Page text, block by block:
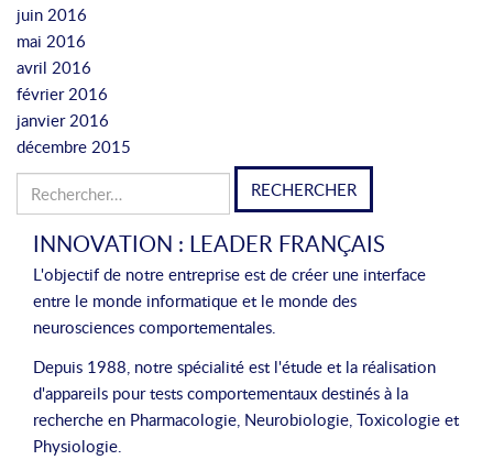
juin 2016
mai 2016
avril 2016
février 2016
janvier 2016
décembre 2015
Rechercher :
INNOVATION : LEADER FRANÇAIS
L'objectif de notre entreprise est de créer une interface
entre le monde informatique et le monde des
neurosciences comportementales.
Depuis 1988, notre spécialité est l'étude et la réalisation
d'appareils pour tests comportementaux destinés à la
recherche en Pharmacologie, Neurobiologie, Toxicologie et
Physiologie.